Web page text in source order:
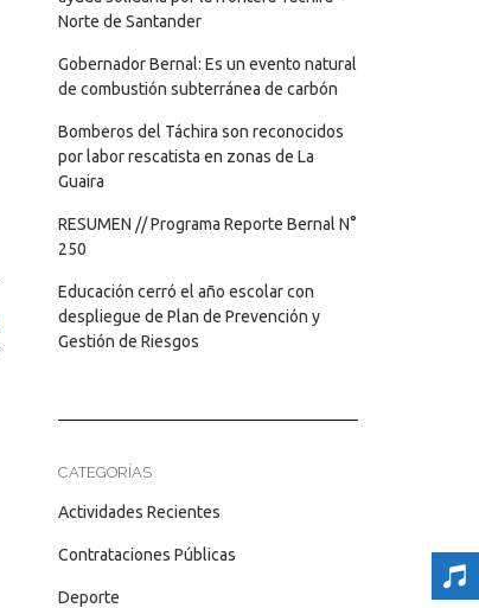
Norte de Santander
Gobernador Bernal: Es un evento natural
de combustión subterránea de carbón
Bomberos del Táchira son reconocidos
por labor rescatista en zonas de La
Guaira
RESUMEN // Programa Reporte Bernal N°
250
Educación cerró el año escolar con
despliegue de Plan de Prevención y
Gestión de Riesgos
CATEGORÍAS
Actividades Recientes
Contrataciones Públicas
Deporte